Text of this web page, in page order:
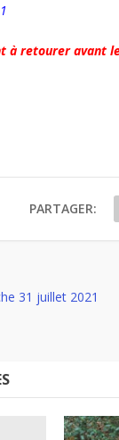
à retourer avant
PARTAGER:
31 juillet 2021